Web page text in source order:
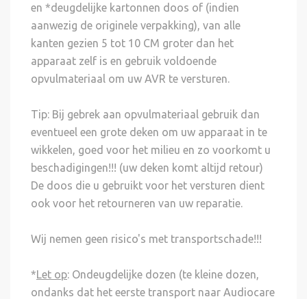
en *deugdelijke kartonnen doos of (indien
aanwezig de originele verpakking), van alle
kanten gezien 5 tot 10 CM groter dan het
apparaat zelf is en gebruik voldoende
opvulmateriaal om uw AVR te versturen.
Tip: Bij gebrek aan opvulmateriaal gebruik dan
eventueel een grote deken om uw apparaat in te
wikkelen, goed voor het milieu en zo voorkomt u
beschadigingen!!! (uw deken komt altijd retour)
De doos die u gebruikt voor het versturen dient
ook voor het retourneren van uw reparatie.
Wij nemen geen risico's met transportschade!!!
*Let op: Ondeugdelijke dozen (te kleine dozen,
ondanks dat het eerste transport naar Audiocare